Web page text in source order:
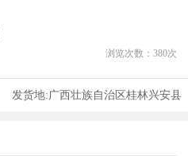
浏览次数： 380次
发货地:广西壮族自治区桂林兴安县